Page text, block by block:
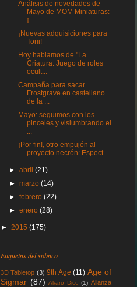
Análisis de novedades de
Mayo de MOM Miniaturas:
¡...
¡Nuevas adquisiciones para
Torii!
Hoy hablamos de "La
Criatura: Juego de roles
ocult...
Campaña para sacar
Frostgrave en castellano
de la ...
Mayo: seguimos con los
pinceles y vislumbrando el
...
¡Por fin!, otro empujón al
proyecto necrón: Espect...
►abril(21)
►marzo(14)
►febrero(22)
►enero(28)
► 2015 (175)
Etiquetas del sobaco
3D Tabletop (3) 9th Age (11) Age of
Sigmar (87) Akaro Dice (1) Alianza